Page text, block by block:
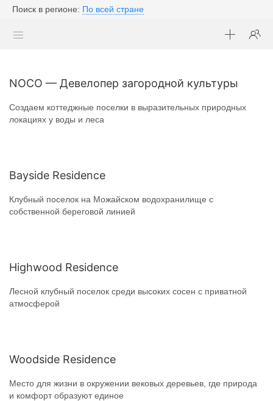
Поиск в регионе: По всей стране
NOCO — Девелопер загородной культуры
Создаем коттеджные поселки в выразительных природных
локациях у воды и леса
Bayside Residence
Клубный поселок на Можайском водохранилище с
собственной береговой линией
Highwood Residence
Лесной клубный поселок среди высоких сосен с приватной
атмосферой
Woodside Residence
Место для жизни в окружении вековых деревьев, где природа
и комфорт образуют единое